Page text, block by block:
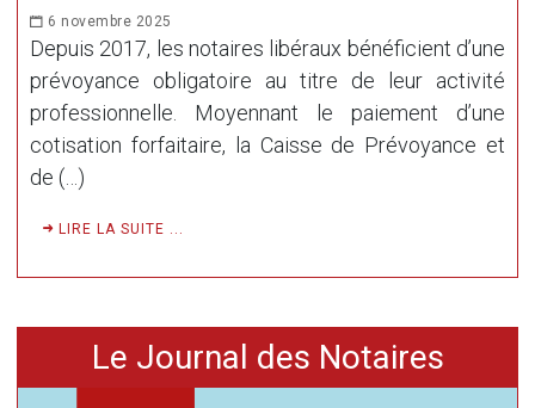
6 novembre 2025
Depuis 2017, les notaires libéraux bénéficient d’une
prévoyance obligatoire au titre de leur activité
professionnelle. Moyennant le paiement d’une
cotisation forfaitaire, la Caisse de Prévoyance et
de (…)
LIRE LA SUITE ...
Le Journal des Notaires